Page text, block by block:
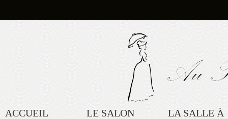
ACCUEIL LE SALON
LA SALLE À